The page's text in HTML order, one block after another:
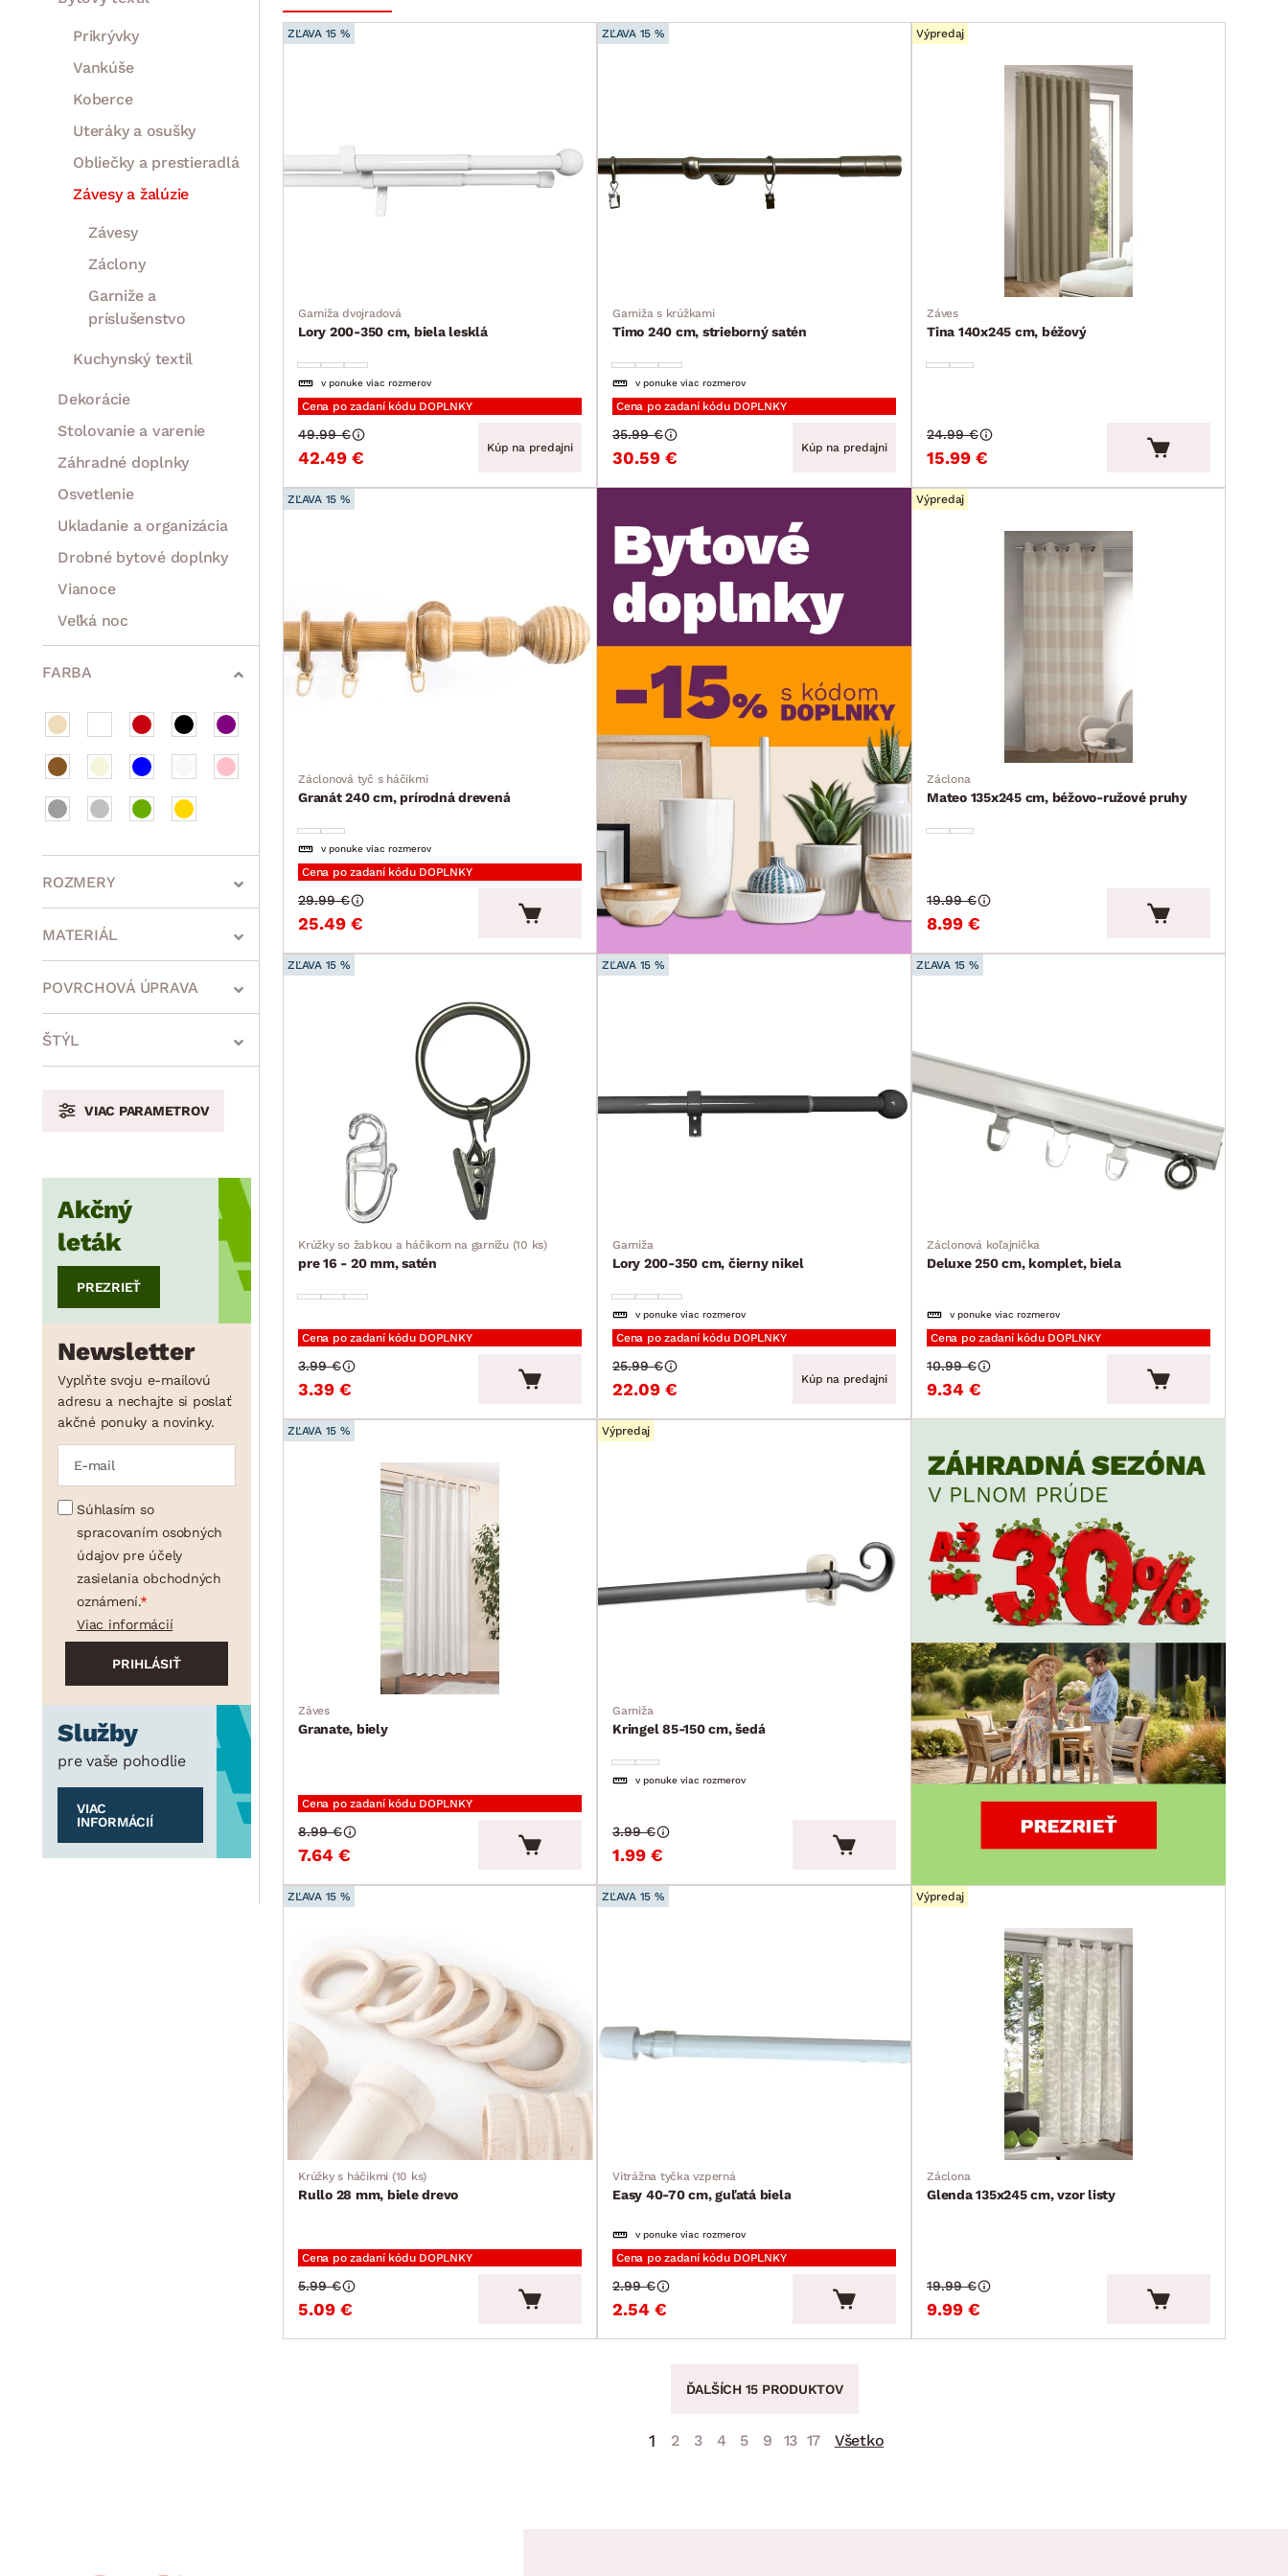
Prikrývky
Vankúše
Koberce
Uteráky a osušky
Obliečky a prestieradlá
Závesy a žalúzie
Závesy
Záclony
Garniže a
príslušenstvo
Kuchynský textil
Dekorácie
Stolovanie a varenie
Záhradné doplnky
Osvetlenie
Ukladanie a organizácia
Drobné bytové doplnky
Vianoce
Veľká noc
Sedacie súpravy a pohovky
Zostavy a steny
Drobný nábytok
Spotrebiče
FARBA
ROZMERY
min. cm max.
min. cm max. cm
MATERIÁL
POVRCHOVÁ ÚPRAVA
ŠTÝL
VIAC PARAMETROV
Akčný
leták
PREZRIEŤ
Newsletter
Vyplňte svoju e-mailovú
adresu a nechajte si poslať
akčné ponuky a novinky.
Súhlasím so
spracovaním osobných
údajov pre účely
zasielania obchodných
oznámení.
Viac informácií
Služby
pre vaše pohodlie
VIAC
INFORMÁCIÍ
ZĽAVA 15 %
Garniža dvojradová
Lory 200-350 cm, biela lesklá
v ponuke viac rozmerov
Cena po zadaní kódu DOPLNKY
42.49 €
49.99 €
Kúp na predajni
ZĽAVA 15 %
Garniža s krúžkami
Timo 240 cm, strieborný satén
v ponuke viac rozmerov
Cena po zadaní kódu DOPLNKY
30.59 €
35.99 €
Kúp na predajni
Výpredaj
Záves
Tina 140x245 cm, béžový
15.99 €
24.99 €
ZĽAVA 15 %
Záclonová tyč s háčikmi
Granát 240 cm, prírodná drevená
v ponuke viac rozmerov
Cena po zadaní kódu DOPLNKY
25.49 €
29.99 €
Výpredaj
Záclona
Mateo 135x245 cm, béžovo-ružové pruhy
8.99 €
19.99 €
ZĽAVA 15 %
Krúžky so žabkou a háčikom na garnižu (10 ks)
pre 16 - 20 mm, satén
Cena po zadaní kódu DOPLNKY
3.39 €
3.99 €
ZĽAVA 15 %
Garniža
Lory 200-350 cm, čierny nikel
v ponuke viac rozmerov
Cena po zadaní kódu DOPLNKY
22.09 €
25.99 €
Kúp na predajni
ZĽAVA 15 %
Záclonová koľajnička
Deluxe 250 cm, komplet, biela
v ponuke viac rozmerov
Cena po zadaní kódu DOPLNKY
9.34 €
10.99 €
ZĽAVA 15 %
Záves
Granate, biely
Cena po zadaní kódu DOPLNKY
7.64 €
8.99 €
Výpredaj
Garniža
Kringel 85-150 cm, šedá
v ponuke viac rozmerov
1.99 €
3.99 €
ZĽAVA 15 %
Krúžky s háčikmi (10 ks)
Rullo 28 mm, biele drevo
Cena po zadaní kódu DOPLNKY
5.09 €
5.99 €
ZĽAVA 15 %
Vitrážna tyčka vzperná
Easy 40-70 cm, guľatá biela
v ponuke viac rozmerov
Cena po zadaní kódu DOPLNKY
2.54 €
2.99 €
Výpredaj
Záclona
Glenda 135x245 cm, vzor listy
9.99 €
19.99 €
ĎALŠÍCH 15 PRODUKTOV
1 2 3 4 5 9 13 17 Všetko